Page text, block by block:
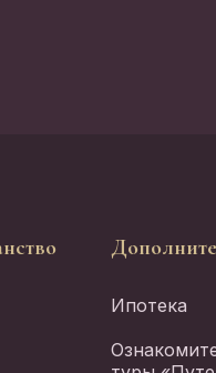
Ипотека